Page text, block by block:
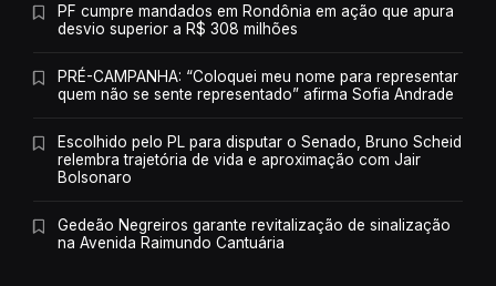
PF cumpre mandados em Rondônia em ação que apura
desvio superior a R$ 308 milhões
PRÉ-CAMPANHA: “Coloquei meu nome para representar
quem não se sente representado” afirma Sofia Andrade
Escolhido pelo PL para disputar o Senado, Bruno Scheid
relembra trajetória de vida e aproximação com Jair
Bolsonaro
Gedeão Negreiros garante revitalização de sinalização
na Avenida Raimundo Cantuária